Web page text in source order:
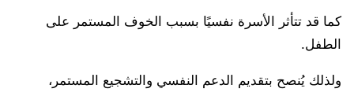
كما قد تتأثر الأسرة نفسيًا بسبب الخوف المستمر على
الطفل.
ولذلك يُنصح بتقديم الدعم النفسي والتشجيع المستمر،